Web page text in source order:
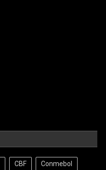
CBF Conmebol